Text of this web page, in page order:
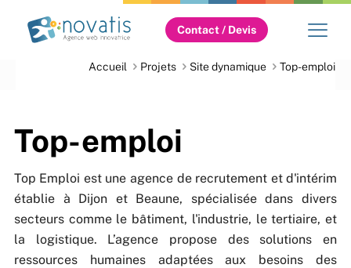
Contact / Devis
Accueil Projets Site dynamique Top-emploi
Top-emploi
Top Emploi est une agence de recrutement et d'intérim
établie à Dijon et Beaune, spécialisée dans divers
secteurs comme le bâtiment, l'industrie, le tertiaire, et
la logistique. L’agence propose des solutions en
ressources humaines adaptées aux besoins des